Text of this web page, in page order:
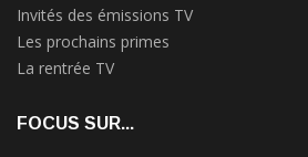
Invités des émissions TV
Les prochains primes
La rentrée TV
FOCUS SUR...